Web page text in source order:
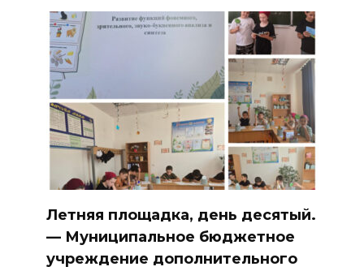
Летняя площадка, день десятый.
— Муниципальное бюджетное
учреждение дополнительного